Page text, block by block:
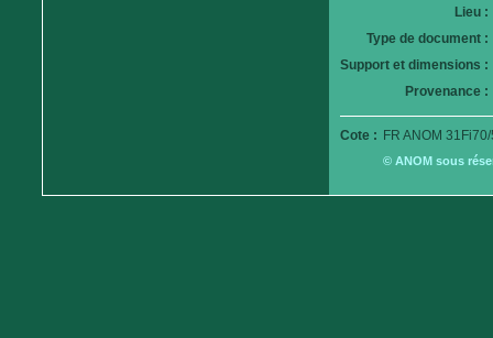
Lieu :
Type de document :
Support et dimensions :
Provenance :
Cote : FR ANOM
© ANOM sous